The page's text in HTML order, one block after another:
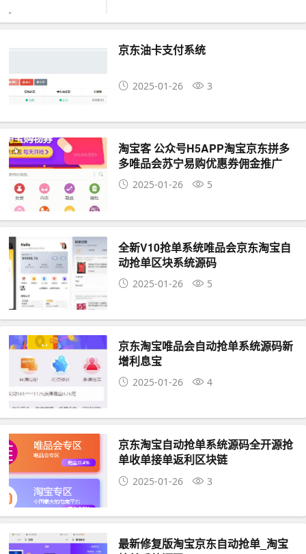
京东油卡支付系统
2025-01-26 3
淘宝客 公众号H5APP淘宝京东拼多
多唯品会苏宁易购优惠券佣金推广
2025-01-26 5
全新V10抢单系统唯品会京东淘宝自
动抢单区块系统源码
2025-01-26 5
京东淘宝唯品会自动抢单系统源码新
增利息宝
2025-01-26 4
京东淘宝自动抢单系统源码全开源抢
单收单接单返利区块链
2025-01-26 3
最新修复版淘宝京东自动抢单_淘宝